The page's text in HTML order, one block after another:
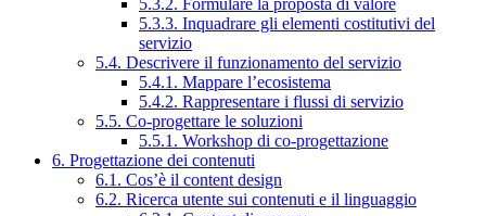
5.3.2. Formulare la proposta di valore
5.3.3. Inquadrare gli elementi costitutivi del
servizio
5.4. Descrivere il funzionamento del servizio
5.4.1. Mappare l’ecosistema
5.4.2. Rappresentare i flussi di servizio
5.5. Co-progettare le soluzioni
5.5.1. Workshop di co-progettazione
6. Progettazione dei contenuti
6.1. Cos’è il content design
6.2. Ricerca utente sui contenuti e il linguaggio